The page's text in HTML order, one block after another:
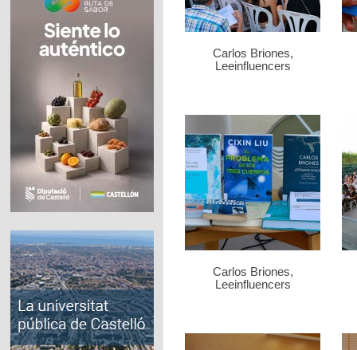
Carlos Briones,
Leeinfluencers
Carlos Briones,
Leeinfluencers